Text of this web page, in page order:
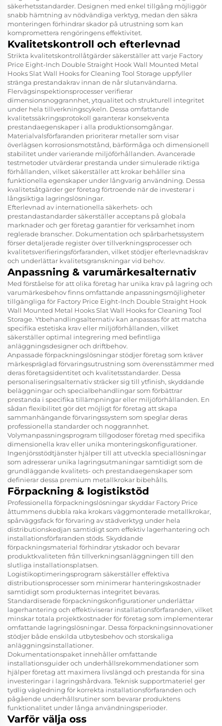
säkerhetsstandarder. Designen med enkel tillgång möjliggör
snabb hämtning av nödvändiga verktyg, medan den säkra
monteringen förhindrar skador på utrustning som kan
kompromettera rengöringens effektivitet.
Kvalitetskontroll och efterlevnad
Strikta kvalitetskontrollåtgärder säkerställer att varje Factory
Price Eight-Inch Double Straight Hook Wall Mounted Metal
Hooks Slat Wall Hooks for Cleaning Tool Storage uppfyller
stränga prestandakrav innan de når slutanvändarna.
Flervägsinspektionsprocesser verifierar
dimensionsnoggrannhet, ytqualitet och strukturell integritet
under hela tillverkningscykeln. Dessa omfattande
kvalitetssäkringsprotokoll garanterar konsekventa
prestandaegenskaper i alla produktionsomgångar.
Materialvalsförfaranden prioriterar metaller som visar
överlägsen korrosionsmotstånd, bärförmåga och dimensionell
stabilitet under varierande miljöförhållanden. Avancerade
testmetoder utvärderar prestanda under simulerade riktiga
förhållanden, vilket säkerställer att krokar behåller sina
funktionella egenskaper under långvarig användning. Dessa
kvalitetsåtgärder ger företag förtroende när de investerar i
långsiktiga lagringslösningar.
Efterlevnad av internationella säkerhets- och
prestandastandarder säkerställer acceptans på globala
marknader och ger företag garantier för verksamhet inom
reglerade branscher. Dokumentation och spårbarhetssystem
förser detaljerade register över tillverkningsprocesser och
kvalitetsverifieringsförfaranden, vilket stödjer efterlevnadskrav
och underlättar kvalitetsgranskningar vid behov.
Anpassning & varumärkesalternativ
Med förståelse för att olika företag har unika krav på lagring och
varumärkesbehov finns omfattande anpassningsmöjligheter
tillgängliga för Factory Price Eight-Inch Double Straight Hook
Wall Mounted Metal Hooks Slat Wall Hooks for Cleaning Tool
Storage. Ytbehandlingsalternativ kan anpassas för att matcha
specifika estetiska krav eller miljöförhållanden, vilket
säkerställer optimal integrering med befintliga
anläggningsdesigner och driftbehov.
Anpassade förpackningslösningar stödjer företag som kräver
märkespräglad förvaringsutrustning som överensstämmer med
deras företagsidentitet och kvalitetsstandarder. Dessa
personaliseringsalternativ sträcker sig till ytfinish, skyddande
beläggningar och specialbehandlingar som förbättrar
prestanda i specifika tillämpningar eller miljöförhållanden. En
sådan flexibilitet gör det möjligt för företag att skapa
sammanhängande förvaringssystem som speglar deras
professionella standarder och noggrannhet.
Volymanpassningsprogram tillgodoser företag med specifika
dimensionella krav eller unika monteringskonfigurationer.
Ingenjörsstödtjänster hjälper till att utveckla speciallösningar
som adresserar unika lagringsutmaningar samtidigt som de
grundläggande kvalitets- och prestandaegenskaper som
definierar dessa premium metallkrokar bibehålls.
Förpackning & logistikstöd
Professionella förpackningslösningar skyddar Factory Price
åttummens dubbla raka krokars väggmonterade metallkrokar,
spårväggsfack för förvaring av städverktyg under hela
distributionskedjan samtidigt som effektiv lagerhantering och
installationsförfaranden stöds. Skyddande
förpackningsmaterial förhindrar ytskador och bevarar
produktkvaliteten från tillverkningsanläggningen till den
slutliga installationsplatsen.
Logistikoptimeringsprogram säkerställer effektiva
distributionsprocesser som minimerar hanteringskostnader
samtidigt som produkternas integritet bevaras.
Standardiserade förpackningskonfigurationer underlättar
lagerhantering och effektiviserar installationsförfaranden, vilket
minskar totala projektkostnader för företag som implementerar
omfattande lagringslösningar. Dessa förpackningsinnovationer
stödjer både enskilda utbytesbehov och storskaliga
anläggningsinstallationer.
Dokumentationspaket innehåller omfattande
installationsguider och underhållsrekommendationer som
hjälper företag att maximera livslängd och prestanda för sina
investeringar i lagringshårdvara. Teknisk supportmateriel ger
tydlig vägledning för korrekta installationsförfaranden och
pågående underhållsrutiner som bevarar produktens
funktionalitet under långa användningsperioder.
Varför välja oss